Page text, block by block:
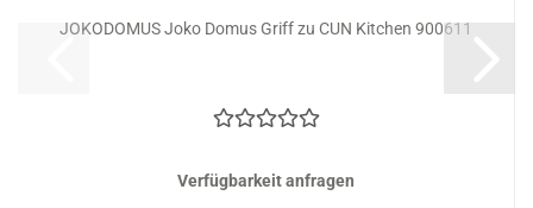
JOKODOMUS Joko Domus Griff zu CUN Kitchen 900611
Verfügbarkeit anfragen